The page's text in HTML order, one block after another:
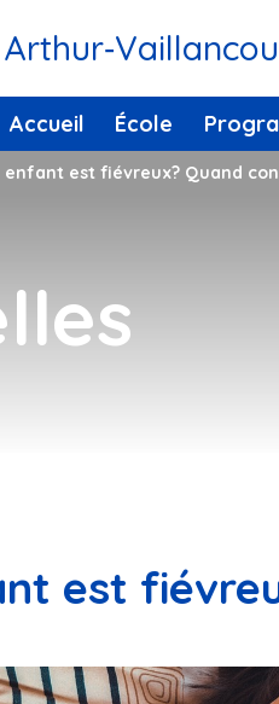
Accueil École
enfant est fiévreux? Quand
est